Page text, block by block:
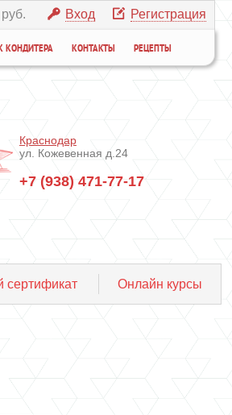
Вход Регистрация
КОНДИТЕРА КОНТАКТЫ РЕЦЕПТЫ
Краснодар
ул. Кожевенная д.24
+7 (938) 471-77-17
сертификат Онлайн курсы